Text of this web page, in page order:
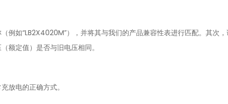
例如“LB2X4020M”），并将其与我们的产品兼容性表进行匹配。其次
额定值）是否与旧电压相同。
放电的正确方式。